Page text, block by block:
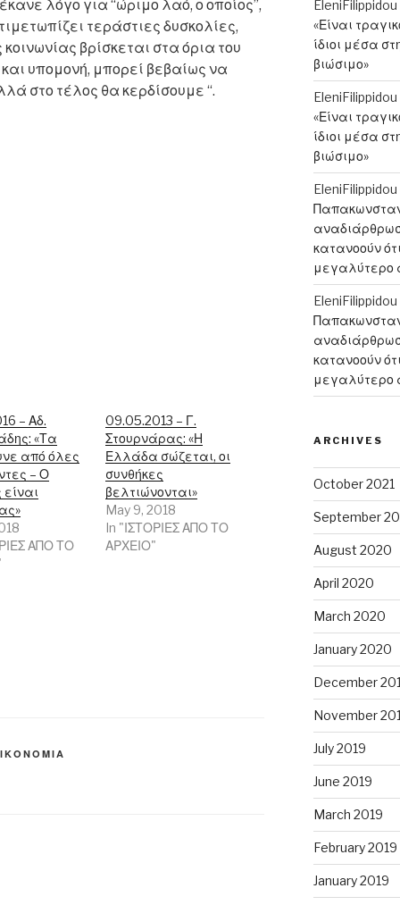
λόγο για “ώριμο λαό, ο οποίος”,
τεράστιες δυσκολίες,
βρίσκεται στα όρια του
υπομονή, μπορεί βεβαίως να
στο τέλος θα κερδίσουμε “.
– Αδ.
«Τα
από όλες
– Ο
ΑΠΟ ΤΟ
09.05.2013 – Γ.
Στουρνάρας: «Η
Ελλάδα σώζεται, οι
συνθήκες
βελτιώνονται»
May 9, 2018
In "ΙΣΤΟΡΙΕΣ ΑΠΟ ΤΟ
ΑΡΧΕΙΟ"
EleniFilippidou
«Είναι
ίδιοι μέσα
βιώσιμο»
EleniFilippidou
«Είναι
ίδιοι μέσα
βιώσιμο»
EleniFilippidou
κατανοούν
μεγαλύτερο
EleniFilippidou
κατανοούν
μεγαλύτερο
ARCHIVES
October 2021
September
August 2020
April 2020
March 2020
January 2020
December
November
July 2019
June 2019
March 2019
February 2019
January 2019